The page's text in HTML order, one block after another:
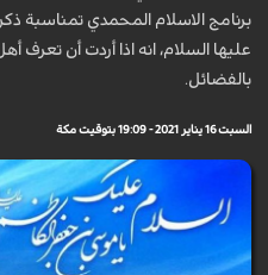
برنامج الاسلام المحمدي تمناسبة
عليها السلام، انه اذا أردت أن تعرف
بالفضائل.
السبت 16 يناير 2021 - 19:09 بتوقيت مكة